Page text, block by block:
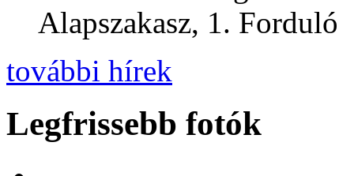
Alapszakasz, 1. Forduló
további hírek
Legfrissebb fotók